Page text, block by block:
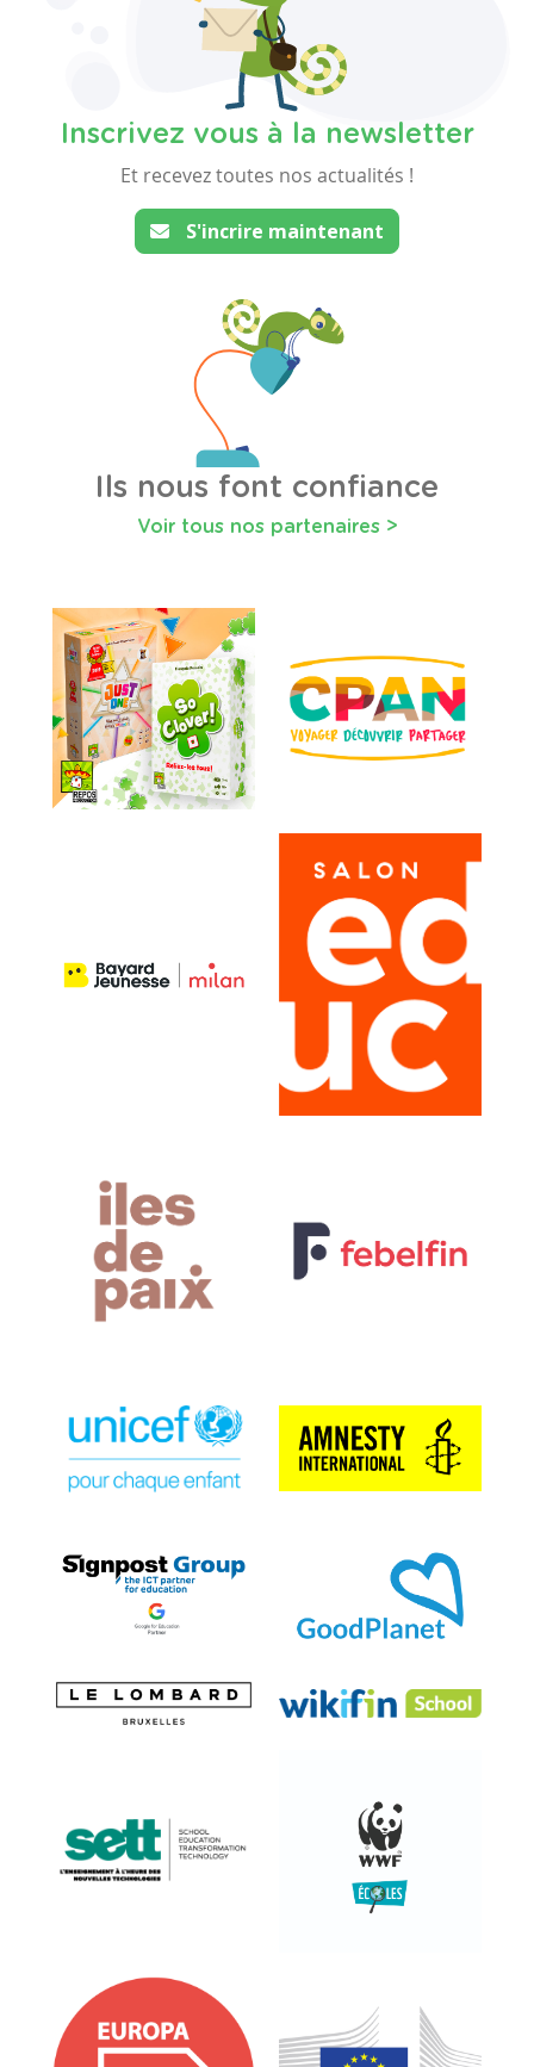
Inscrivez vous à la newsletter
Et recevez toutes nos actualités !
S'incrire maintenant
Ils nous font confiance
Voir tous nos partenaires >